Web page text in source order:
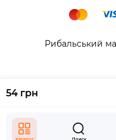
54 грн
Рибальський